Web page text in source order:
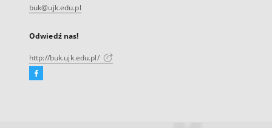
buk@ujk.edu.pl
Odwiedź nas!
http://buk.ujk.edu.pl/
Facebook